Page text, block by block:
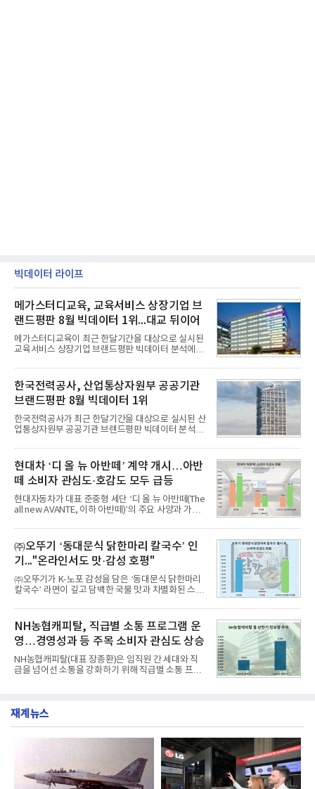
빅데이터 라이프
메가스터디교육, 교육서비스 상장기업 브
랜드평판 8월 빅데이터 1위...대교 뒤이어
메가스터디교육이 최근 한달기간을 대상으로 실시된
교육서비스 상장기업 브랜드평판 빅데이터 분석에서
일 한국기업평판연구소(소장 구창환)는 국내 교육서
비스 상장기업 브랜드를 대상으로 지난 7월 7일부터
8월 7일까지 수집된 소비자 빅데이터 10,074,233건
을 분석한 결과, 메가스터디교육이 브랜드평판지수
1,710,926을 기록하며 8월 1위에 올랐다고 밝혔다.
분석에 활용된 빅데이터는 지난 7월(9,491,206건) 대
비 6.14% 증가한 수치로, 교육서비스 상장기업 브랜
디교육, 대교, 디지
한국전력공사, 산업통상자원부 공공기관
브랜드평판 8월 빅데이터 1위
한국전력공사가 최근 한달기간을 대상으로 실시된 산
업통상자원부 공공기관 브랜드평판 빅데이터 분석에
이 순으로 뒤를 이었다.7일 한국기업평판연구소(소장
구창환)는 산업통상자원부 공공기관 41개 브랜드를
대상으로 지난 7월 7일부터 8월 7일까지 수집된 소비
자 빅데이터 91,102,549건을 분석한 결과, 한국전력
공사가 브랜드평판지수 10,670,633을 기록하며 8월
1위에 올랐다고 밝혔다. 분석에 활용된 빅데이터는 지
난 7월(88,893,823건) 대비 2.48% 증가한 수치다.연
수력원자력, 한국석
현대차 ‘디 올 뉴 아반떼’ 계약 개시…아반
떼 소비자 관심도·호감도 모두 급등
현대자동차가 대표 준중형 세단 ‘디 올 뉴 아반떼(The
all new AVANTE, 이하 아반떼)’의 주요 사양과 가격
떼는 6년 만에 선보이는 8세대 완전변경 모델로, ▲정
교한 선과 면을 중심으로 완성한 파격적인 디자인 ▲
과거 중형 세단 수준으로 확대된 차체 제원 ▲글로벌
최고 수준의 안전성 ▲성능과 효율을 동시에 높인 주
행 완성도 ▲첨단 편의 및 디지털 사양 적용 등을 통해
글로벌 준중형 세단의 새로운 기준을 세웠다.아반떼
는 가솔린 2.0과 1.6 하이브리드 두 가지 파워트레인
넘
㈜오뚜기 ‘동대문식 닭한마리 칼국수’ 인
기..."온라인서도 맛·감성 호평"
㈜오뚜기가 K-노포 감성을 담은 ‘동대문식 닭한마리
칼국수’ 라면이 깊고 담백한 국물 맛과 차별화된 스토
혔다.‘동대문식 닭한마리 칼국수’는 예상을 뛰어넘는
소비자 호응에 힘입어 지난 7월 13일 첫 선을 보인 지
단 18일 만에 누적 판매량 50만 개를 돌파하는 성과를
거두었다.이번 신제품은 개발진이 전국의 닭한마리
전문점을 직접 찾아 다니며 최적의 육수 비율을 완성
했다. 자극적이지 않으면서도 깊은 닭육수에 마늘의
개운한 풍미를 더했으며, 국물이 잘 배어들면서도 쫄
서도
NH농협캐피탈, 직급별 소통 프로그램 운
영…경영성과 등 주목 소비자 관심도 상승
NH농협캐피탈(대표 장종환)은 임직원 간 세대와 직
급을 넘어선 소통을 강화하기 위해 직급별 소통 프로
영지원부 홍보팀과 2026년 새로이(e)＊가 공동 주관
쳐 진행됐다.참고로 새로이(e)는 NH농협캐피탈 MZ
세대들로(과장~계장) 구성된 자율 참여조직으로, 조
직문화 혁신과 업무 효율성 향상을 위한 다양한 활동
을 추진하며,새로운 변화와 이로운 영향력을 조직전
반에 전파하는 역할
재계뉴스